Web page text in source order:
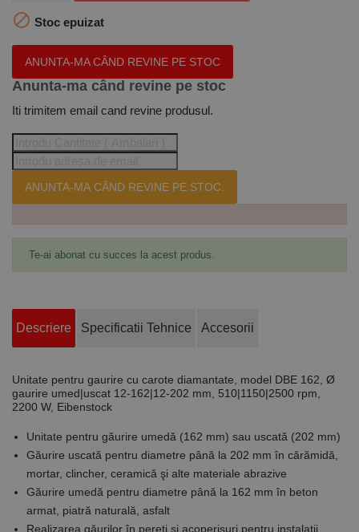
 Stoc epuizat
ANUNTA-MA CÂND REVINE PE STOC
Anunta-ma când revine pe stoc
Iti trimitem email cand revine produsul.
ANUNTA-MA CÂND REVINE PE STOC.
Te-ai abonat cu succes la acest produs.
Descriere Specificatii Tehnice Accesorii
Unitate pentru gaurire cu carote diamantate, model DBE 162, Ø
gaurire umed|uscat 12-162|12-202 mm, 510|1150|2500 rpm,
2200 W, Eibenstock
Unitate pentru găurire umedă (162 mm) sau uscată (202 mm)
Găurire uscată pentru diametre până la 202 mm în cărămidă,
mortar, clincher, ceramică şi alte materiale abrazive
Găurire umedă pentru diametre până la 162 mm în beton
armat, piatră naturală, asfalt
Realizarea găurilor în pereţi şi acoperişuri pentru instalaţii